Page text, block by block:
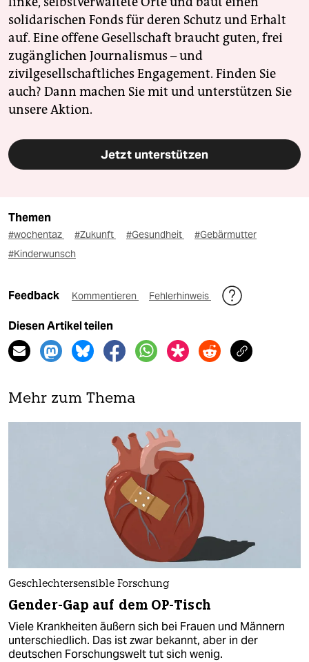
solidarischen Fonds für deren Schutz und Erhalt
auf. Eine offene Gesellschaft braucht guten, frei
zugänglichen Journalismus – und
zivilgesellschaftliches Engagement. Finden Sie
auch? Dann machen Sie mit und unterstützen Sie
unsere Aktion.
Jetzt unterstützen
Themen
#wochentaz #Zukunft #Gesundheit
#Gebärmutter
#Kinderwunsch
Feedback Kommentieren Fehlerhinweis
Diesen Artikel teilen
Mehr zum Thema
Geschlechtersensible Forschung
Gender-Gap auf dem OP-Tisch
Viele Krankheiten äußern sich bei Frauen und Männern
unterschiedlich. Das ist zwar bekannt, aber in der
deutschen Forschungswelt tut sich wenig.